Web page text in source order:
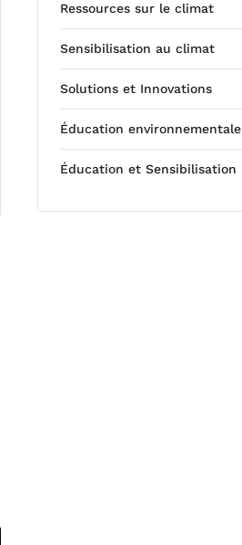
Ressources sur le climat
Sensibilisation au climat
Solutions et Innovations
Éducation environnementale
Éducation et Sensibilisation